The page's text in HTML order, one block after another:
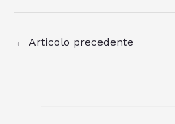
← Articolo precedente